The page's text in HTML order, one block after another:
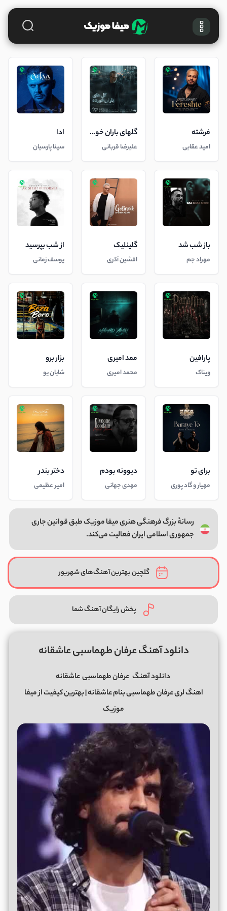
فرشته
امید عقابی
گلهای باران خورده
علیرضا قربانی
ادا
سینا پارسیان
باز شب شد
مهراد جم
گلینلیک
افشین آذری
از شب بپرسید
یوسف زمانی
پارافین
ویناک
ممد امیری
محمد امیری
بزار برو
شایان یو
برای تو
مهیار و گاد پوری
دیوونه بودم
مهدی جهانی
دختر بندر
امیر عظیمی
رسانهٔ بزرگ فرهنگی هنری میفا موزیک طبق قوانین جاری
جمهوری اسلامی ایران فعالیت می‌کند.
گلچین بهترین آهنگ‌های شهریور
پخش رایگان آهنگ شما
دانلود آهنگ عرفان طهماسبی عاشقانه
دانلود آهنگ عرفان طهماسبیعاشقانه
اهنگ لری عرفان طهماسبی بنام عاشقانه | بهترین کیفیت از میفا
موزیک